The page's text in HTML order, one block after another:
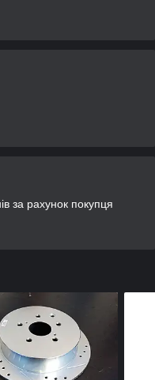
за рахунок покупця